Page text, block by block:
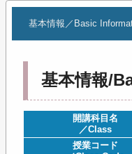
基本情報／Basic
基本情報/
開講科目名
／Class
授業コード